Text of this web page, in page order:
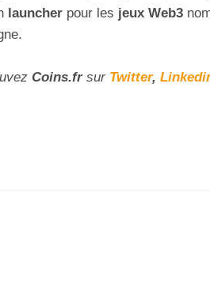
launcher pour les jeux Web3
Coins.fr sur Twitter,